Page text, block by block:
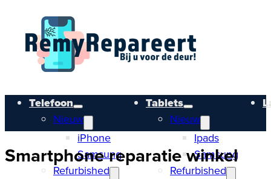
Telefoon
Nieuw
iPhone
Samsung
Refurbished
Tablets
Nieuw
Ipads
Samsung
Refurbished
Smartphone reparatie winkel